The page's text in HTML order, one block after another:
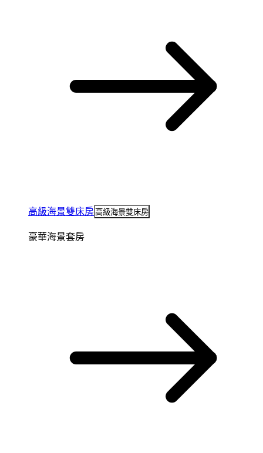
高級海景雙床房高級海景雙床房
豪華海景套房